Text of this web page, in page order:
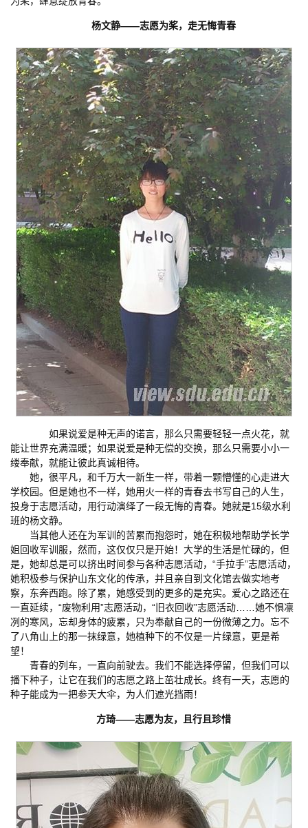
杨文静——志愿为桨，走无悔青春
如果说爱是种无声的诺言，那么只需要轻轻一点火花，就
能让世界充满温暖；如果说爱是种无偿的交换，那么只需要小小一
缕奉献，就能让彼此真诚相待。
她，很平凡，和千万大一新生一样，带着一颗懵懂的心走进大
学校园。但是她也不一样，她用火一样的青春去书写自己的人生，
投身于志愿活动，用行动演绎了一段无悔的青春。她就是15级水利
班的杨文静。
当其他人还在为军训的苦累而抱怨时，她在积极地帮助学长学
姐回收军训服，然而，这仅仅只是开始！大学的生活是忙碌的，但
是，她却总是可以挤出时间参与各种志愿活动，“手拉手”志愿活动，
她积极参与保护山东文化的传承，并且亲自到文化馆去做实地考
察，东奔西跑。除了累，她感受到的更多的是充实。爱心之路还在
一直延续，“废物利用”志愿活动，“旧衣回收”志愿活动……她不惧凛
冽的寒风，忘却身体的疲累，只为奉献自己的一份微薄之力。忘不
了八角山上的那一抹绿意，她植种下的不仅是一片绿意，更是希
望！
青春的列车，一直向前驶去。我们不能选择停留，但我们可以
播下种子，让它在我们的志愿之路上茁壮成长。终有一天，志愿的
种子能成为一把参天大伞，为人们遮光挡雨！
方琦——志愿为友，且行且珍惜